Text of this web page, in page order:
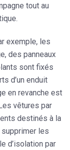
tout au
exemple, les
des panneaux
sont fixés
d’un enduit
en revanche est
vêtures par
destinés à la
supprimer les
d’isolation par